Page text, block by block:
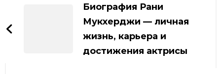
записям
Биография Рани
Мукхерджи — личная
жизнь, карьера и
достижения актрисы